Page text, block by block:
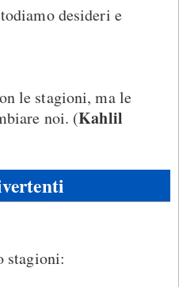
desideri e
le stagioni, ma le
noi. (Kahlil
stagioni: